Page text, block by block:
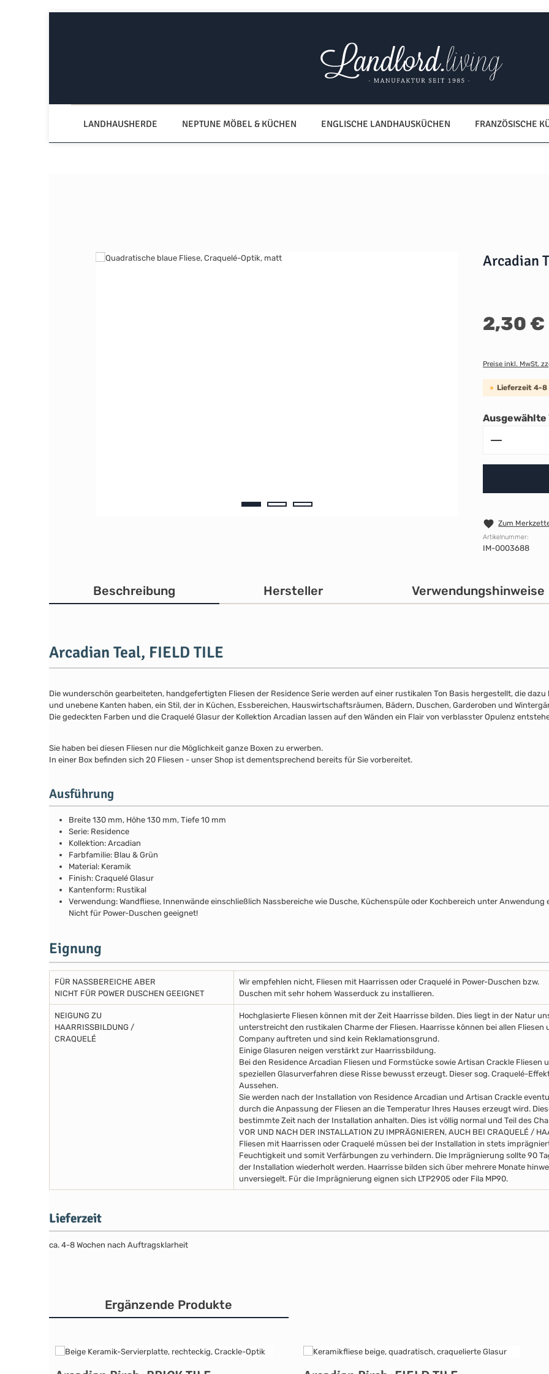
LANDHAUSHERDE NEPTUNE MÖBEL & KÜCHEN ENGLISCHE LANDHAUSKÜCHEN FRANZÖSISCHE
Bildergalerie überspringen Arcadian
Regulärer Preis:
2,30 €
Preise inkl. MwSt.
Lieferzeit 4-8
Ausgewählte
Produkt
Zum
Artikelnummer:
IM-0003688
Beschreibung Hersteller Verwendungshinweise
Arcadian Teal, FIELD TILE
Die wunderschön gearbeiteten, handgefertigten Fliesen der Residence Serie werden auf einer rustikalen Ton Basis hergestellt, die
und unebene Kanten haben, ein Stil, der in Küchen, Essbereichen, Hauswirtschaftsräumen, Bädern, Duschen, Garderoben und
Die gedeckten Farben und die Craquelé Glasur der Kollektion Arcadian lassen auf den Wänden ein Flair von verblasster Opulenz
Sie haben bei diesen Fliesen nur die Möglichkeit ganze Boxen zu erwerben.
In einer Box befinden sich 20 Fliesen - unser Shop ist dementsprechend bereits für Sie vorbereitet.
Ausführung
Breite 130 mm, Höhe 130 mm, Tiefe 10 mm
Serie: Residence
Kollektion: Arcadian
Farbfamilie: Blau & Grün
Material: Keramik
Finish: Craquelé Glasur
Kantenform: Rustikal
Verwendung: Wandfliese, Innenwände einschließlich Nassbereiche wie Dusche, Küchenspüle oder Kochbereich unter
Nicht für Power-Duschen geeignet!
Eignung
FÜR NASSBEREICHE ABER
NICHT FÜR POWER DUSCHEN GEEIGNET
Wir empfehlen nicht, Fliesen mit Haarrissen oder Craquelé in Power-Duschen bzw.
Duschen mit sehr hohem Wasserduck zu installieren.
NEIGUNG ZU
HAARRISSBILDUNG /
CRAQUELÉ
Hochglasierte Fliesen können mit der Zeit Haarrisse bilden. Dies liegt in der Natur
unterstreicht den rustikalen Charme der Fliesen. Haarrisse können bei allen Fliesen
Company auftreten und sind kein Reklamationsgrund.
Einige Glasuren neigen verstärkt zur Haarrissbildung.
Bei den Residence Arcadian Fliesen und Formstücke sowie Artisan Crackle Fliesen
speziellen Glasurverfahren diese Risse bewusst erzeugt. Dieser sog. Craquelé-
Aussehen.
Sie werden nach der Installation von Residence Arcadian und Artisan Crackle
durch die Anpassung der Fliesen an die Temperatur Ihres Hauses erzeugt wird.
bestimmte Zeit nach der Installation anhalten. Dies ist völlig normal und Teil des
VOR UND NACH DER INSTALLATION ZU IMPRÄGNIEREN, AUCH BEI CRAQUELÉ /
Fliesen mit Haarrissen oder Craquelé müssen bei der Installation in stets
Feuchtigkeit und somit Verfärbungen zu verhindern. Die Imprägnierung sollte 90
der Installation wiederholt werden. Haarrisse bilden sich über mehrere Monate
unversiegelt. Für die Imprägnierung eignen sich LTP2905 oder Fila MP90.
Lieferzeit
ca. 4-8 Wochen nach Auftragsklarheit
Ergänzende Produkte